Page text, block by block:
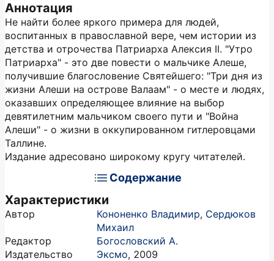
Аннотация
Не найти более яркого примера для людей,
воспитанных в православной вере, чем истории из
детства и отрочества Патриарха Алексия II. "Утро
Патриарха" - это две повести о мальчике Алеше,
получившие благословение Святейшего: "Три дня из
жизни Алеши на острове Валаам" - о месте и людях,
оказавших определяющее влияние на выбор
девятилетним мальчиком своего пути и "Война
Алеши" - о жизни в оккупированном гитлеровцами
Таллине.
Издание адресовано широкому кругу читателей.
Содержание
Характеристики
Автор Кононенко Владимир, Сердюков
Михаил
Редактор
Богословский А.
Издательство
Эксмо, 2009